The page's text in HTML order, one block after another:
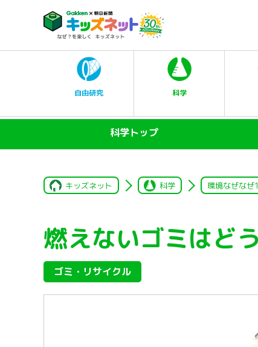
自由研究 科学
科学トップ
キッズネット 科学 環境なぜなぜ
燃えないゴミはど
ゴミ・リサイクル